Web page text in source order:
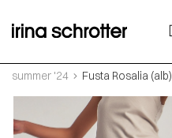
summer '24 Fusta Rosalia (alb)